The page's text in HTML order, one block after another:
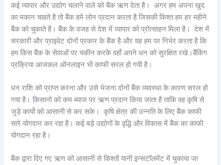
कई व्यापार और उद्योग चलाने वाले को बैंक ऋण देता है। अगर हम अपना खुद
का मकान चाहते है तो बैंक हमे लोन प्रदान करता है जिसकी किश्त हम हर महीने
बैंक को चुकाते है। बैंक के वजह से देश में व्यापार को प्रोत्साहन मिला है। देश में
सरकारी और प्राइवेट दोनों प्रकार के बैंक है और यह हम पर निर्भर करता है कि
हम किस बैंक के सेवाओं पर यकीन करके वहाँ अपने धन को सुरक्षित रखे।बैंकिंग
प्रक्रिया आजकल ऑनलाइन भी काफी सरल हो गयी है।
धन राशि को प्राप्त करना और उसे भेजना दोनों बैंक व्यवस्था के कारण सरल हो
गया है। किसानो को कम ब्याज पर ऋण प्रदान किया जाता है ताकि वह कृषि से
जुड़े कार्यो को आसानी से कर सके। कृषि क्षेत्र की उन्नति के लिए बैंक काफी
सारे योगदान कर रहा है। कई बड़े उद्योगों के वृद्धि और विकास में बैंक का काफी
योगदान रहा है।
बैंक द्वारा दिए गए ऋण को आसानी से किश्तों यानी इन्सटॉलमेंट में चुकाया जा